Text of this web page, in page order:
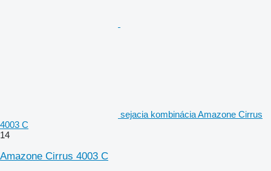
sejacia kombinácia Amazone Cirrus
4003 C
14
Amazone Cirrus 4003 C